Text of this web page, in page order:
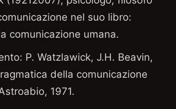
nel suo libro:
comunicazione umana.
P. Watzlawick, J.H. Beavin,
della comunicazione
1971.